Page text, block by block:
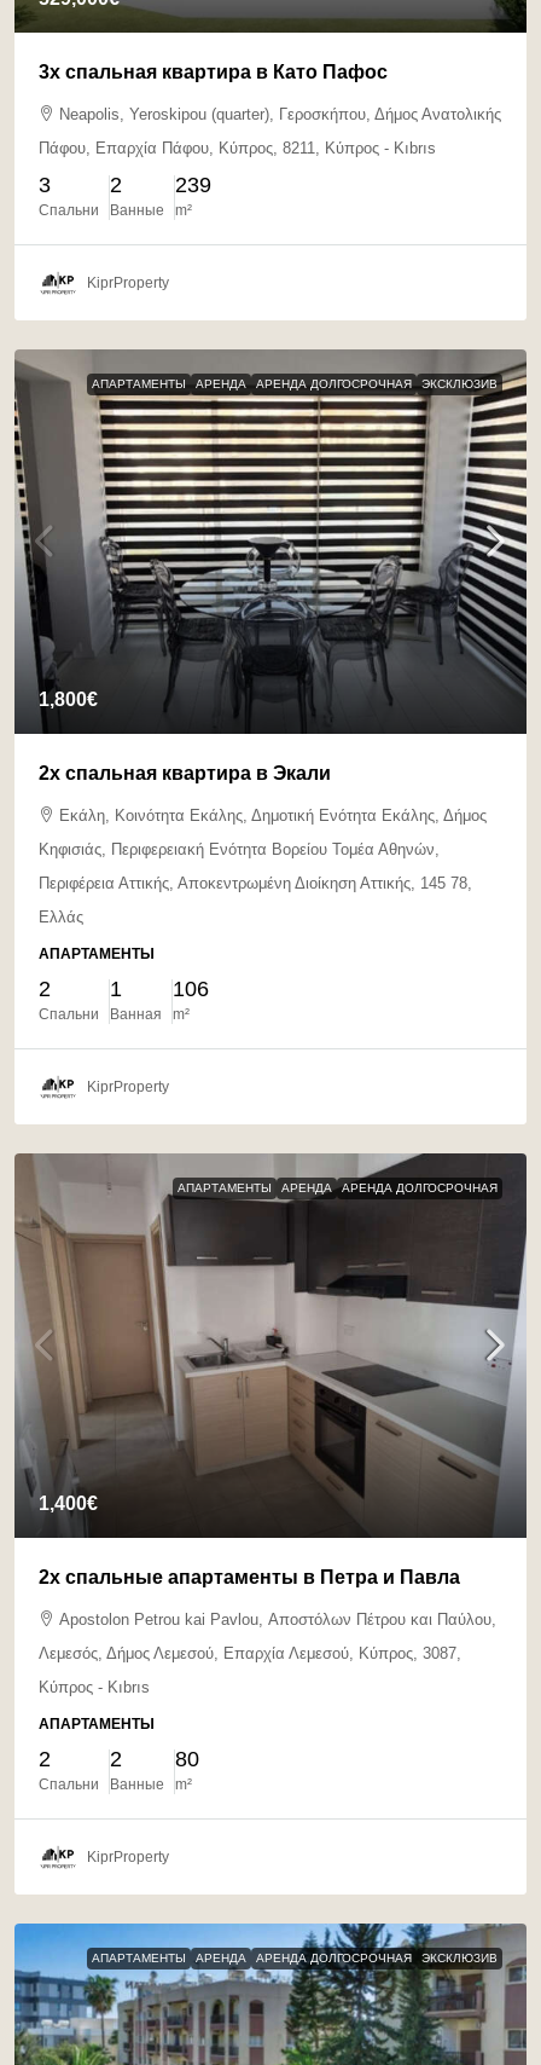
3х спальная квартира в Като Пафос
Neapolis, Yeroskipou (quarter), Γεροσκήπου, Δήμος Ανατολικής
Πάφου, Επαρχία Πάφου, Κύπρος, 8211, Κύπρος - Kıbrıs
3
Спальни
2
Ванные
239
m²
KiprProperty
АПАРТАМЕНТЫ АРЕНДА АРЕНДА ДОЛГОСРОЧНАЯ ЭКСКЛЮЗИВ
1,800€
2х спальная квартира в Экали
Εκάλη, Κοινότητα Εκάλης, Δημοτική Ενότητα Εκάλης, Δήμος
Κηφισιάς, Περιφερειακή Ενότητα Βορείου Τομέα Αθηνών,
Περιφέρεια Αττικής, Αποκεντρωμένη Διοίκηση Αττικής, 145 78,
Ελλάς
АПАРТАМЕНТЫ
2
Спальни
1
Ванная
106
m²
KiprProperty
АПАРТАМЕНТЫ АРЕНДА АРЕНДА ДОЛГОСРОЧНАЯ
1,400€
2х спальные апартаменты в Петра и Павла
Apostolon Petrou kai Pavlou, Αποστόλων Πέτρου και Παύλου,
Λεμεσός, Δήμος Λεμεσού, Επαρχία Λεμεσού, Κύπρος, 3087,
Κύπρος - Kıbrıs
АПАРТАМЕНТЫ
2
Спальни
2
Ванные
80
m²
KiprProperty
АПАРТАМЕНТЫ АРЕНДА АРЕНДА ДОЛГОСРОЧНАЯ ЭКСКЛЮЗИВ